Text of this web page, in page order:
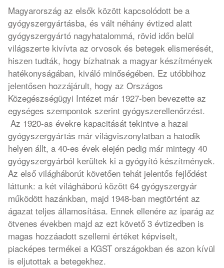
Magyarország az elsők között kapcsolódott be a
gyógyszergyártásba, és vált néhány évtized alatt
gyógyszergyártó nagyhatalommá, rövid időn belül
világszerte kivívta az orvosok és betegek elismerését,
hiszen tudták, hogy bízhatnak a magyar készítmények
hatékonyságában, kiváló minőségében. Ez utóbbihoz
jelentősen hozzájárult, hogy az Országos
Közegészségügyi Intézet már 1927-ben bevezette az
egységes szempontok szerint gyógyszerellenőrzést.
Az 1920-as évekre kapacitását tekintve a hazai
gyógyszergyártás már világviszonylatban a hatodik
helyen állt, a 40-es évek elején pedig már mintegy 40
gyógyszergyárból kerültek ki a gyógyító készítmények.
Az első világháborút követően tehát jelentős fejlődést
láttunk: a két világháború között 64 gyógyszergyár
működött hazánkban, majd 1948-ban megtörtént az
ágazat teljes államosítása. Ennek ellenére az iparág az
ötvenes években majd az ezt követő 3 évtizedben is
magas hozzáadott szellemi értéket képviselt,
piacképes termékei a KGST országokban és azon kívül
is eljutottak a betegekhez.